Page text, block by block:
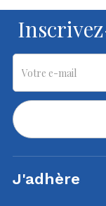
J'adhère